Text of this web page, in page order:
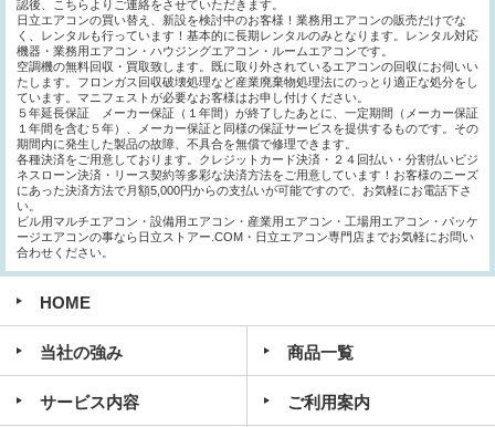
認後、こちらよりご連絡をさせていただきます。
日立エアコンの買い替え、新設を検討中のお客様！業務用エアコンの販売だけでな
く、レンタルも行っています！基本的に長期レンタルのみとなります。レンタル対応
機器・業務用エアコン・ハウジングエアコン・ルームエアコンです。
空調機の無料回収・買取致します。既に取り外されているエアコンの回収にお伺いい
たします。フロンガス回収破壊処理など産業廃棄物処理法にのっとり適正な処分をし
ています。マニフェストが必要なお客様はお申し付けください。
５年延長保証 メーカー保証（１年間）が終了したあとに、一定期間（メーカー保証
１年間を含む５年）、メーカー保証と同様の保証サービスを提供するものです。その
期間内に発生した製品の故障、不具合を無償で修理できます。
各種決済をご用意しております。クレジットカード決済・２４回払い・分割払いビジ
ネスローン決済・リース契約等多彩な決済方法をご用意しています！お客様のニーズ
にあった決済方法で月額5,000円からの支払いが可能ですので、お気軽にお電話下さ
い。
ビル用マルチエアコン・設備用エアコン・産業用エアコン・工場用エアコン・パッケ
ージエアコンの事なら日立ストアー.COM・日立エアコン専門店までお気軽にお問い
合わせください。
HOME
当社の強み 商品一覧
サービス内容 ご利用案内